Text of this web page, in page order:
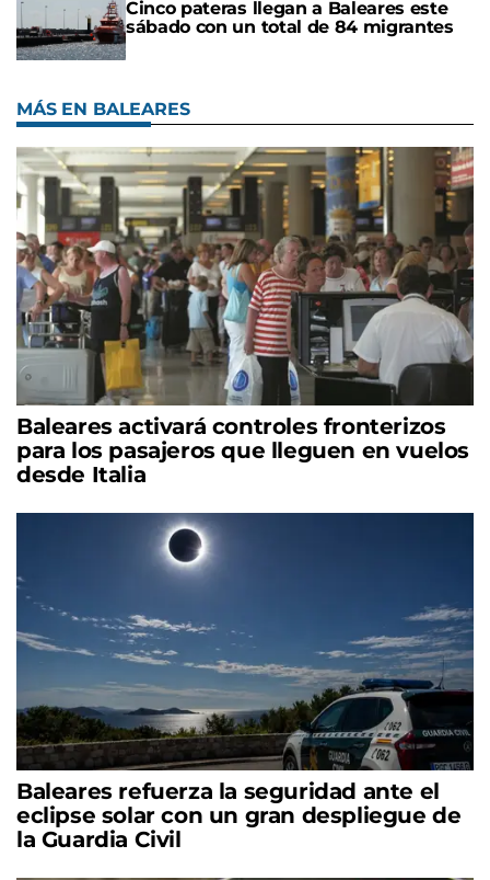
Cinco pateras llegan a Baleares este
sábado con un total de 84 migrantes
MÁS EN BALEARES
Baleares activará controles fronterizos
para los pasajeros que lleguen en vuelos
desde Italia
Baleares refuerza la seguridad ante el
eclipse solar con un gran despliegue de
la Guardia Civil